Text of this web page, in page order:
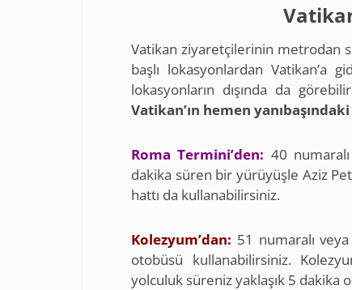
Vatikan ziyaretçilerinin metrodan
başlı lokasyonlardan Vatikan’a
lokasyonların dışında da
Vatikan’ın hemen
Roma Termini’den: 40
dakika süren bir yürüyüşle Aziz
hattı da kullanabilirsiniz.
Kolezyum’dan: 51 numaralı
otobüsü kullanabilirsiniz.
yolculuk süreniz yaklaşık 5 dakika